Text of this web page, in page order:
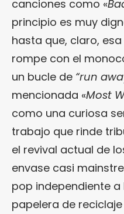
canciones como «
principio es muy
hasta que, claro,
rompe con el
un bucle de “run
mencionada «Most
como una curiosa
trabajo que rinde
el revival actual de
envase casi
pop independiente
papelera de